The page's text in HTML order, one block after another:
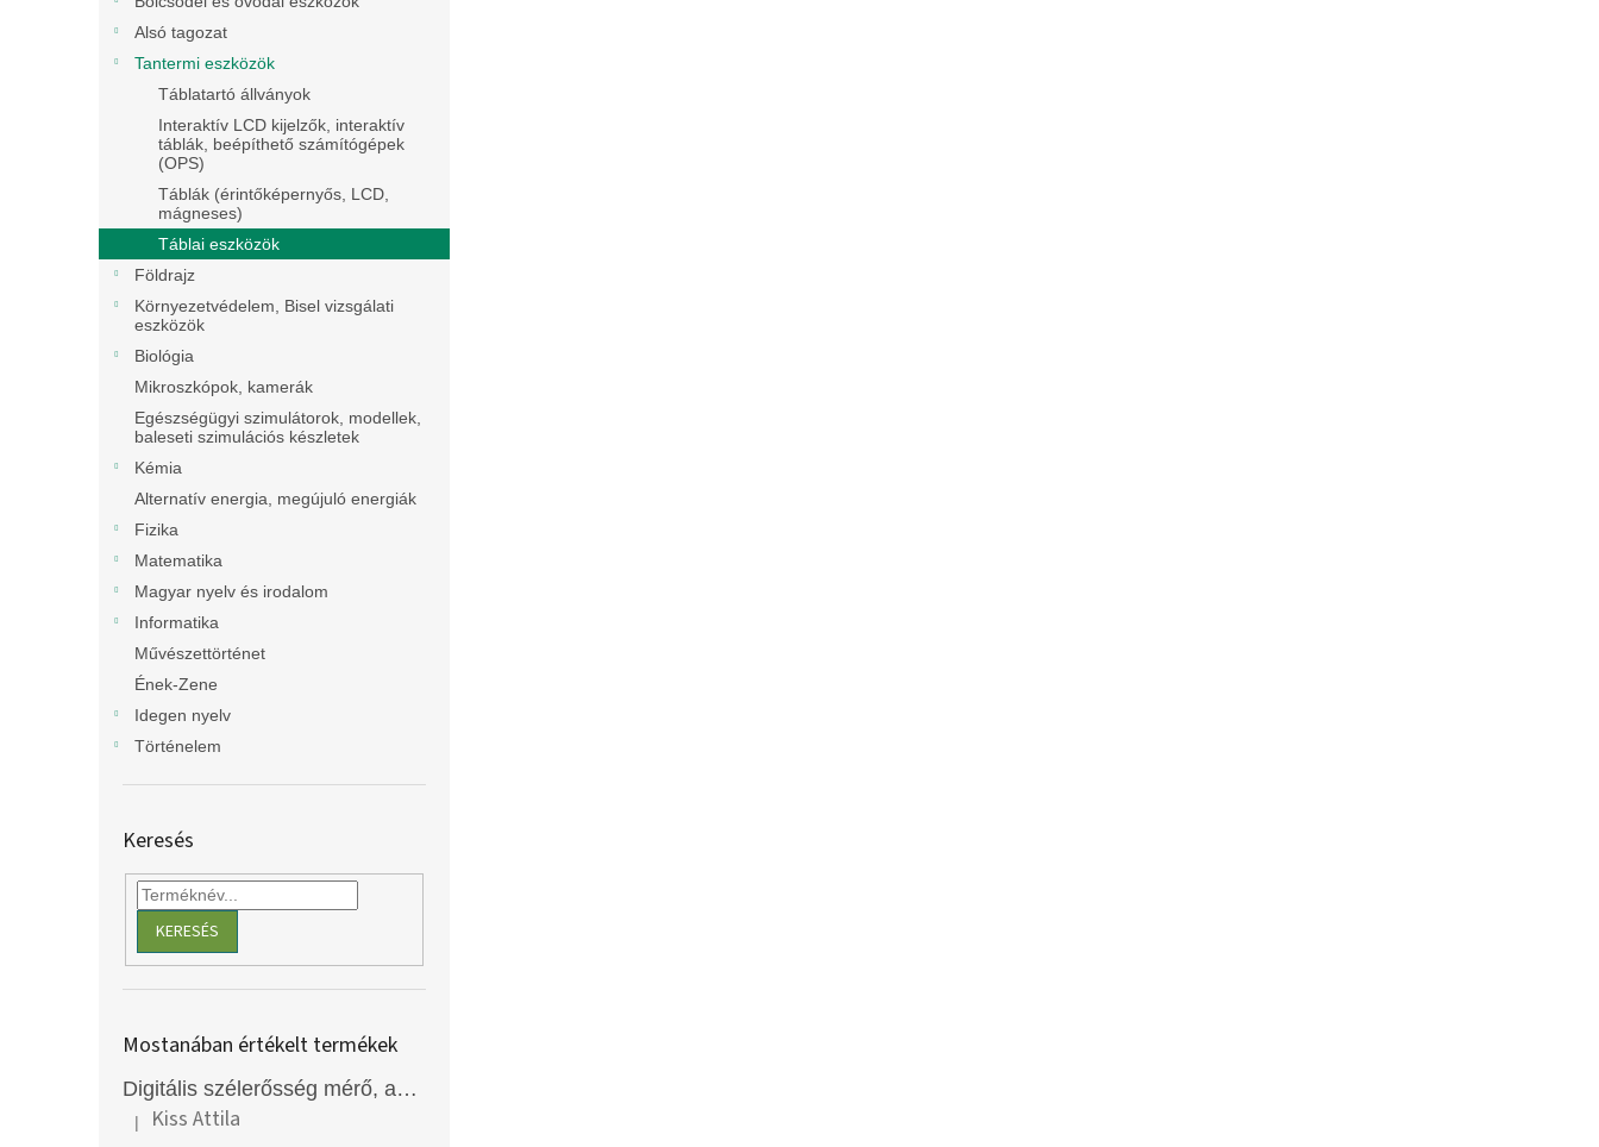
Alsó tagozat
Tantermi eszközök
Táblatartó állványok
Interaktív LCD kijelzők, interaktív
táblák, beépíthető számítógépek
(OPS)
Táblák (érintőképernyős, LCD,
mágneses)
Táblai eszközök
Földrajz
Környezetvédelem, Bisel vizsgálati
eszközök
Biológia
Mikroszkópok, kamerák
Egészségügyi szimulátorok, modellek,
baleseti szimulációs készletek
Kémia
Alternatív energia, megújuló energiák
Fizika
Matematika
Magyar nyelv és irodalom
Informatika
Művészettörténet
Ének-Zene
Idegen nyelv
Történelem
Keresés
KERESÉS
Mostanában értékelt termékek
Digitális szélerősség mérő, anemométer, EM2250
A termék értékelése 5-ből 5 csillag.
| Kiss Attila